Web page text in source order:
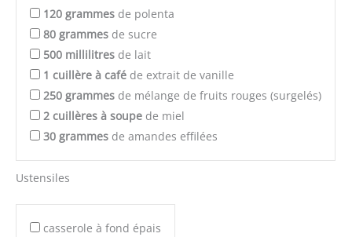
120 grammes de polenta
80 grammes de sucre
500 millilitres de lait
1 cuillère à café de extrait de vanille
250 grammes de mélange de fruits rouges (surgelés)
2 cuillères à soupe de miel
30 grammes de amandes effilées
Ustensiles
casserole à fond épais